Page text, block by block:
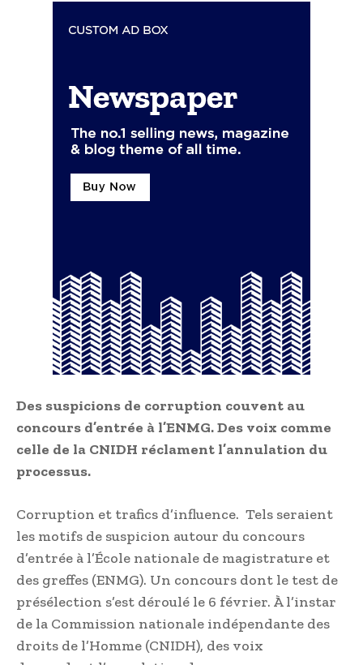
Des suspicions de corruption couvent au
concours d’entrée à l’ENMG. Des voix comme
celle de la CNIDH réclament l’annulation du
processus.
Corrup­tion et trafics d’influence. Tels seraient
les motifs de suspicion autour du concours
d’entrée à l’École nationale de magistrature et
des greffes (ENMG). Un concours dont le test de
présélection s’est déroulé le 6 février. À l’instar
de la Commission nationale indépendante des
droits de l’Homme (CNIDH), des voix